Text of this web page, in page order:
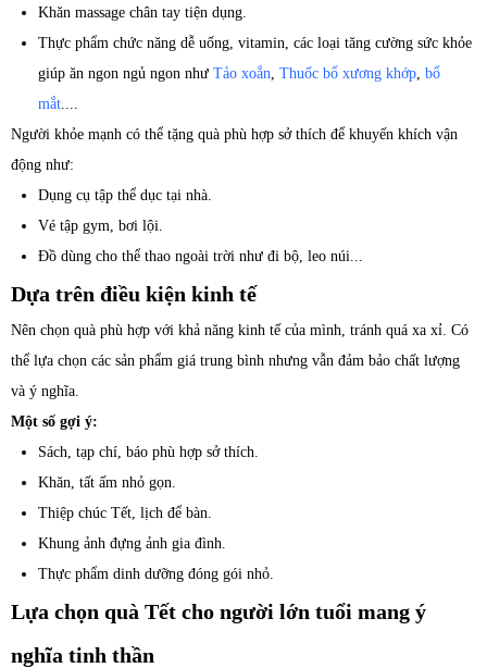
Khăn massage chân tay tiện dụng.
Thực phẩm chức năng dễ uống, vitamin, các loại tăng cường sức khỏe
giúp ăn ngon ngủ ngon như Tảo xoắn, Thuốc bổ xương khớp, bổ
mắt....
Người khỏe mạnh có thể tặng quà phù hợp sở thích để khuyến khích vận
động như:
Dụng cụ tập thể dục tại nhà.
Vé tập gym, bơi lội.
Đồ dùng cho thể thao ngoài trời như đi bộ, leo núi...
Dựa trên điều kiện kinh tế
Nên chọn quà phù hợp với khả năng kinh tế của mình, tránh quá xa xỉ. Có
thể lựa chọn các sản phẩm giá trung bình nhưng vẫn đảm bảo chất lượng
và ý nghĩa.
Một số gợi ý:
Sách, tạp chí, báo phù hợp sở thích.
Khăn, tất ấm nhỏ gọn.
Thiệp chúc Tết, lịch để bàn.
Khung ảnh đựng ảnh gia đình.
Thực phẩm dinh dưỡng đóng gói nhỏ.
Lựa chọn quà Tết cho người lớn tuổi mang ý
nghĩa tinh thần